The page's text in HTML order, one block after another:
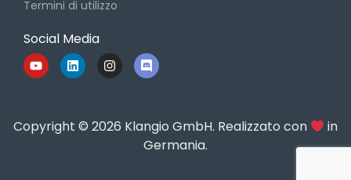
Termini di utilizzo
Social Media
Copyright © 2026 Klangio GmbH. Realizzato con
in
Germania.